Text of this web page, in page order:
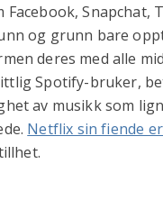
Facebook, Snapchat,
og grunn bare
deres med alle
Spotify-bruker,
av musikk som
Netflix sin fiende